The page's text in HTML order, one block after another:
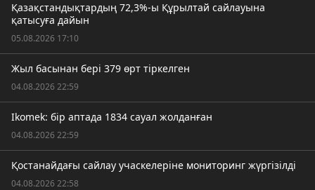
Қазақстандықтардың 72,3%-ы Құрылтай сайлауына
қатысуға дайын
05.08.2026 17:10
Жыл басынан бері 379 өрт тіркелген
04.08.2026 22:59
Ikomek: бір аптада 1834 сауал жолданған
04.08.2026 22:59
Қостанайдағы сайлау учаскелеріне мониторинг жүргізілді
04.08.2026 22:58